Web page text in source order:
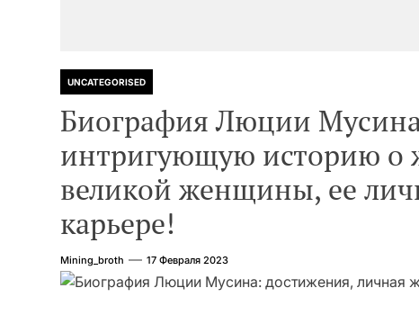
UNCATEGORISED
Биография Люции
интригующую историю о
великой женщины, ее
карьере!
Mining_broth 17 Февраля 2023